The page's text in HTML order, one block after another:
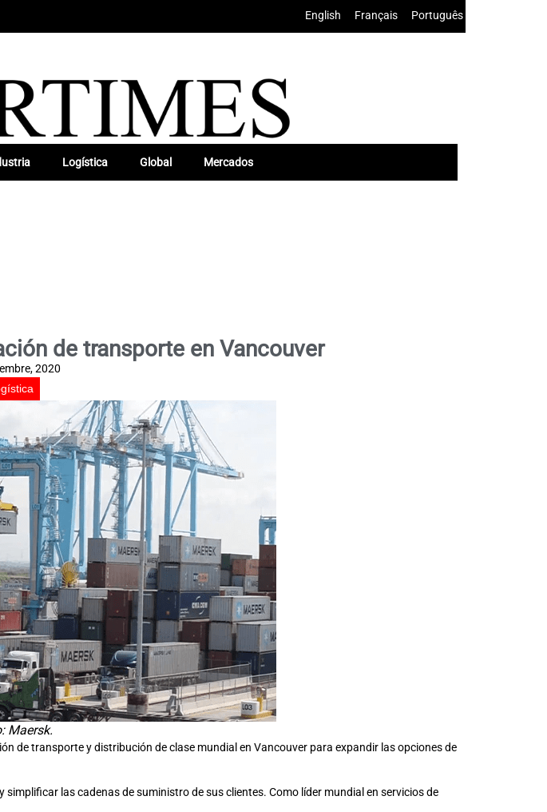
English Français Português
Logística Global Mercados
de transporte en Vancouver
2020
Maersk.
de transporte y distribución de clase mundial en Vancouver para expandir las opciones de
las cadenas de suministro de sus clientes. Como líder mundial en servicios de